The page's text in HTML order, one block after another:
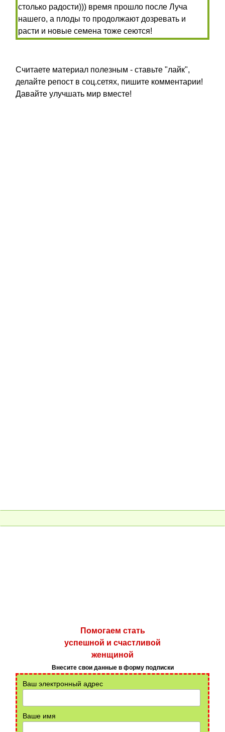
столько радости))) время прошло после Луча
нашего, а плоды то продолжают дозревать и
расти и новые семена тоже сеются!
Считаете материал полезным - ставьте "лайк",
делайте репост в соц.сетях, пишите комментарии!
Давайте улучшать мир вместе!
Помогаем стать
успешной и счастливой
женщиной
Внесите свои данные в форму подписки
Ваш электронный адрес
Ваше имя